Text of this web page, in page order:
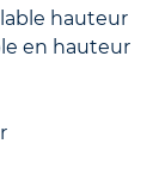
hauteur
en hauteur